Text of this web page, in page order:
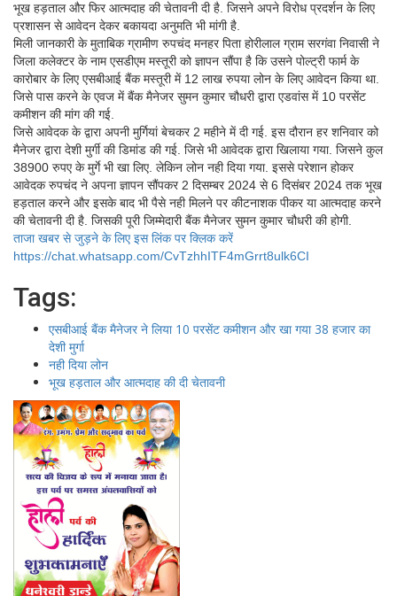
भूख हड़ताल और फिर आत्मदाह की चेतावनी दी है. जिसने अपने विरोध प्रदर्शन के लिए
प्रशासन से आवेदन देकर बकायदा अनुमति भी मांगी है.
मिली जानकारी के मुताबिक ग्रामीण रुपचंद मनहर पिता होरीलाल ग्राम सरगंवा निवासी ने
जिला कलेक्टर के नाम एसडीएम मस्तूरी को ज्ञापन सौंपा है कि उसने पोल्ट्री फार्म के
कारोबार के लिए एसबीआई बैंक मस्तूरी में 12 लाख रुपया लोन के लिए आवेदन किया था.
जिसे पास करने के एवज में बैंक मैनेजर सुमन कुमार चौधरी द्वारा एडवांस में 10 परसेंट
कमीशन की मांग की गई.
जिसे आवेदक के द्वारा अपनी मुर्गियां बेचकर 2 महीने में दी गई. इस दौरान हर शनिवार को
मैनेजर द्वारा देशी मुर्गी की डिमांड की गई. जिसे भी आवेदक द्वारा खिलाया गया. जिसने कुल
38900 रुपए के मुर्गे भी खा लिए. लेकिन लोन नही दिया गया. इससे परेशान होकर
आवेदक रुपचंद ने अपना ज्ञापन सौंपकर 2 दिसम्बर 2024 से 6 दिसंबर 2024 तक भूख
हड़ताल करने और इसके बाद भी पैसे नही मिलने पर कीटनाशक पीकर या आत्मदाह करने
की चेतावनी दी है. जिसकी पूरी जिम्मेदारी बैंक मैनेजर सुमन कुमार चौधरी की होगी.
ताजा खबर से जुड़ने के लिए इस लिंक पर क्लिक करें
https://chat.whatsapp.com/CvTzhhITF4mGrrt8ulk6CI
Tags:
एसबीआई बैंक मैनेजर ने लिया 10 परसेंट कमीशन और खा गया 38 हजार का
देशी मुर्गा
नही दिया लोन
भूख हड़ताल और आत्मदाह की दी चेतावनी